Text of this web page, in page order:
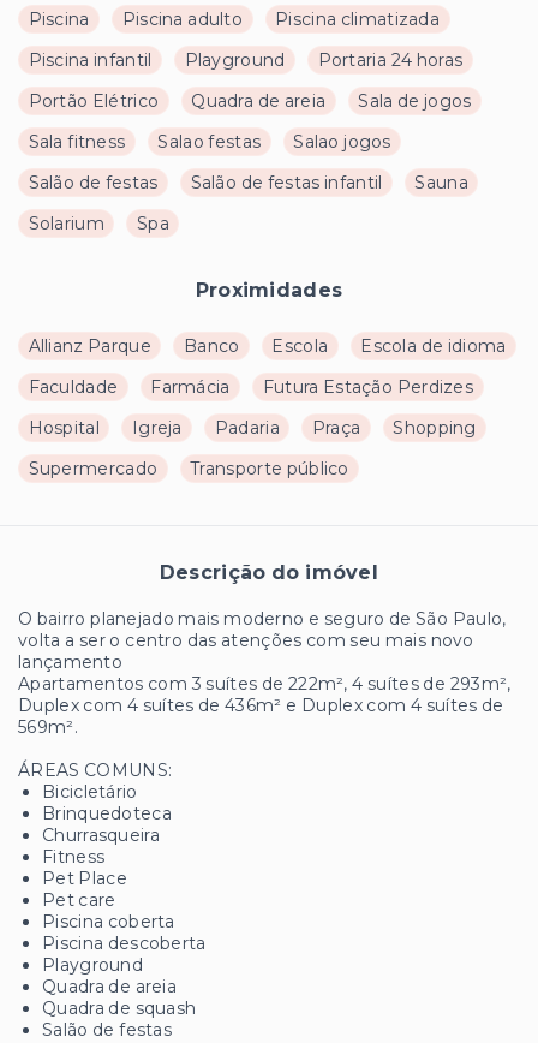
Piscina
Piscina adulto
Piscina climatizada
Piscina infantil
Playground
Portaria 24 horas
Portão Elétrico
Quadra de areia
Sala de jogos
Sala fitness
Salao festas
Salao jogos
Salão de festas
Salão de festas infantil
Sauna
Solarium
Spa
Proximidades
Allianz Parque Banco Escola
Escola de idioma
Faculdade
Farmácia
Futura Estação Perdizes
Hospital
Igreja Padaria Praça
Shopping
Supermercado
Transporte público
Descrição do imóvel
O bairro planejado mais moderno e seguro de São Paulo,
volta a ser o centro das atenções com seu mais novo
lançamento
Apartamentos com 3 suítes de 222m², 4 suítes de 293m²,
Duplex com 4 suítes de 436m² e Duplex com 4 suítes de
569m².
ÁREAS COMUNS:
Bicicletário
Brinquedoteca
Churrasqueira
Fitness
Pet Place
Pet care
Piscina coberta
Piscina descoberta
Playground
Quadra de areia
Quadra de squash
Salão de festas